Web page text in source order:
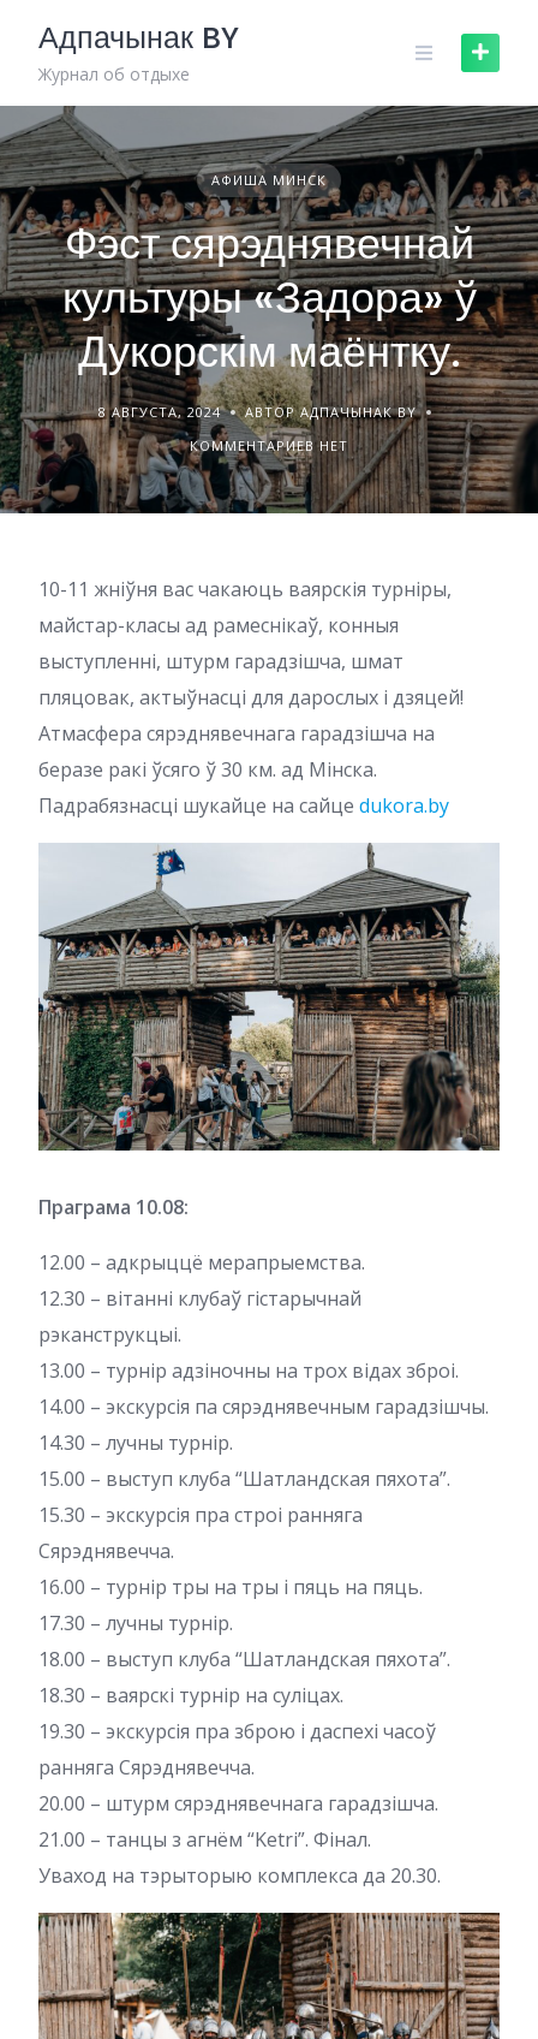
content
Адпачынак BY
Журнал об отдыхе
АФИША МИНСК
Фэст сярэднявечнай
культуры «Задора» ў
Дукорскім маёнтку.
8 АВГУСТА, 2024
АВТОР АДПАЧЫНАК BY
КОММЕНТАРИЕВ НЕТ
10-11 жніўня вас чакаюць ваярскія турніры,
майстар-класы ад рамеснікаў, конныя
выступленні, штурм гарадзішча, шмат
пляцовак, актыўнасці для дарослых і дзяцей!
Атмасфера сярэднявечнага гарадзішча на
беразе ракі ўсяго ў 30 км. ад Мінска.
Падрабязнасці шукайце на сайце dukora.by
Праграма 10.08:
12.00 – адкрыццё мерапрыемства.
12.30 – вітанні клубаў гістарычнай
рэканструкцыі.
13.00 – турнір адзіночны на трох відах зброі.
14.00 – экскурсія па сярэднявечным гарадзішчы.
14.30 – лучны турнір.
15.00 – выступ клуба “Шатландская пяхота”.
15.30 – экскурсія пра строі ранняга
Сярэднявечча.
16.00 – турнір тры на тры і пяць на пяць.
17.30 – лучны турнір.
18.00 – выступ клуба “Шатландская пяхота”.
18.30 – ваярскі турнір на суліцах.
19.30 – экскурсія пра зброю і даспехі часоў
ранняга Сярэднявечча.
20.00 – штурм сярэднявечнага гарадзішча.
21.00 – танцы з агнём “Ketri”. Фінал.
Уваход на тэрыторыю комплекса да 20.30.